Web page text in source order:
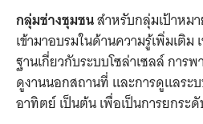
กลุ่มช่างชุมชนสำหรับกลุ่มเป้าหม
เข้ามาอบรมในด้านความรู้เพิ่มเติ
ฐานเกี่ยวกับระบบโซล่าเซลล์ การ
ดูงานนอกสถานที่ และการดูแลระ
อาทิตย์ เป็นต้น เพื่อเป็นการยกระ